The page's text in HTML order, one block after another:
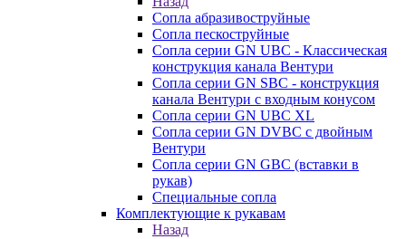
Сопла абразивоструйные
Сопла пескоструйные
Сопла серии GN UBC - Классическая
конструкция канала Вентури
Сопла серии GN SBC - конструкция
канала Вентури c входным конусом
Сопла серии GN UBC XL
Сопла серии GN DVBC с двойным
Вентури
Сопла серии GN GBC (вставки в
рукав)
Специальные сопла
Комплектующие к рукавам
Назад